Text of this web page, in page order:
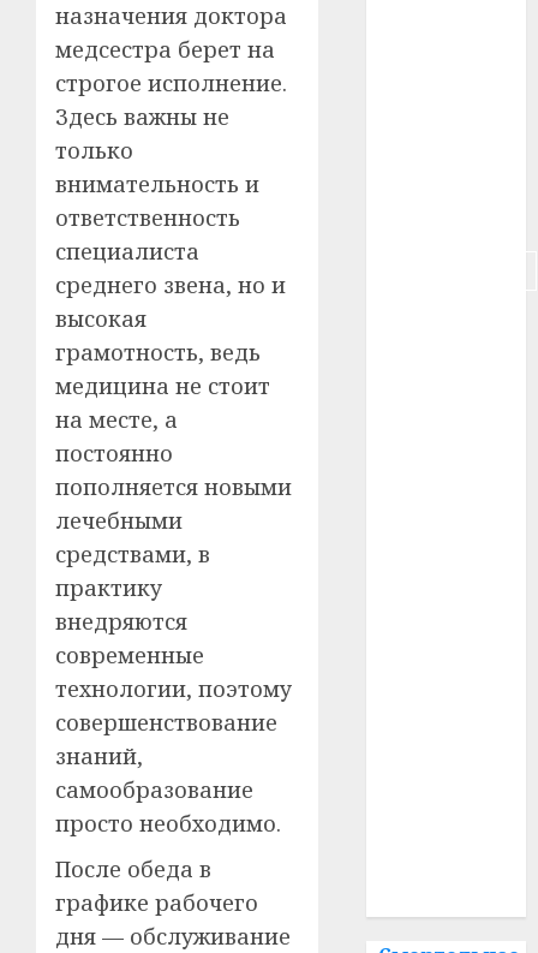
назначения доктора
медсестра берет на
строгое исполнение.
Здесь важны не
только
внимательность и
ответственность
специалиста
среднего звена, но и
высокая
грамотность, ведь
медицина не стоит
на месте, а
постоянно
пополняется новыми
лечебными
средствами, в
практику
внедряются
современные
технологии, поэтому
совершенствование
знаний,
самообразование
просто необходимо.
После обеда в
графике рабочего
дня — обслуживание